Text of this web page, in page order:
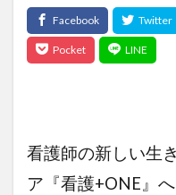
看護師の新しい生
ア『看護+ONE』